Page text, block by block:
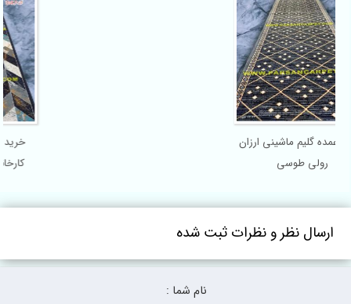
فیلی درجه یک
نظر و نظرات ثبت شده
نام شما :